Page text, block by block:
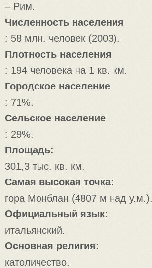
– Рим.
Численность населения
: 58 млн. человек (2003).
Плотность населения
: 194 человека на 1 кв. км.
Городское население
: 71%.
Сельское население
: 29%.
Площадь:
301,3 тыс. кв. км.
Самая высокая точка:
гора Монблан (4807 м над у.м.).
Официальный язык:
итальянский.
Основная религия:
католичество.